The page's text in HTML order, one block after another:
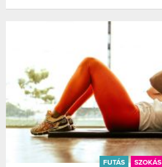
FUTÁS SZOKÁS